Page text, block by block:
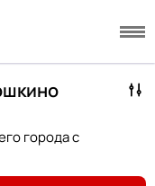
города с